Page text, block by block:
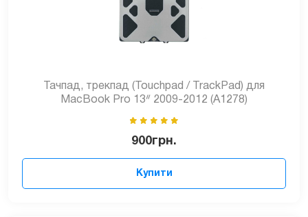
Тачпад, трекпад (Touchpad / TrackPad) для
MacBook Pro 13ᐥ 2009-2012 (A1278)
900грн.
Купити